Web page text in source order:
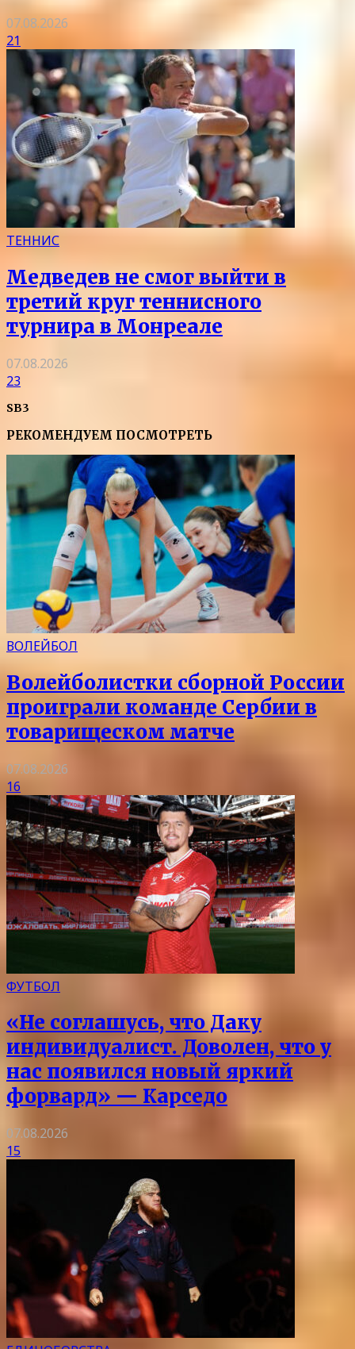
07.08.2026
21
ТЕННИС
Медведев не смог выйти в
третий круг теннисного
турнира в Монреале
07.08.2026
23
SB3
РЕКОМЕНДУЕМ ПОСМОТРЕТЬ
ВОЛЕЙБОЛ
Волейболистки сборной России
проиграли команде Сербии в
товарищеском матче
07.08.2026
16
ФУТБОЛ
«Не соглашусь, что Даку
индивидуалист. Доволен, что у
нас появился новый яркий
форвард» — Карседо
07.08.2026
15